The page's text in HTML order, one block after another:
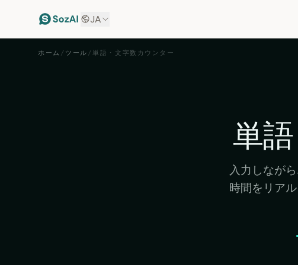
JA
ホーム / ツール / 単語・文字数カウンター
単
入力しなが
時間をリア